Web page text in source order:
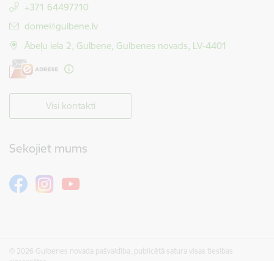
+371 64497710
E-pasts:
dome@gulbene.lv
Ābeļu iela 2, Gulbene, Gulbenes novads, LV-4401
Visi kontakti
Sekojiet mums
© 2026 Gulbenes novada pašvaldība, publicētā satura visas tiesības